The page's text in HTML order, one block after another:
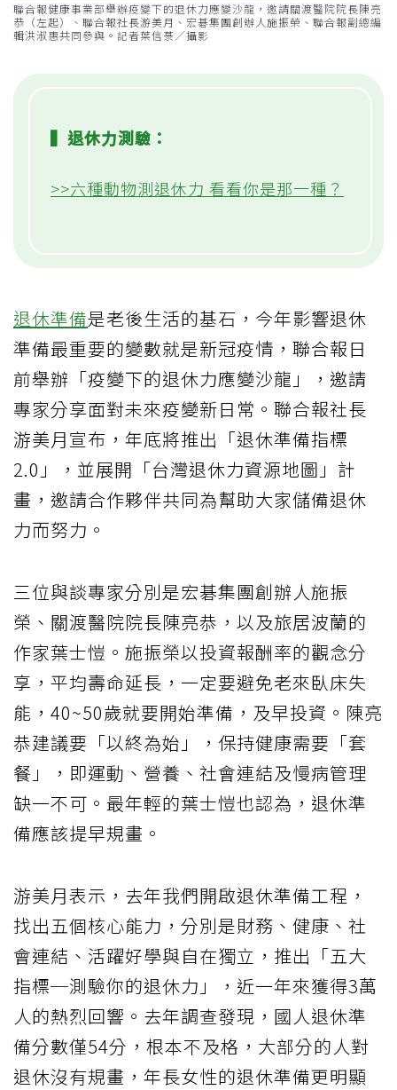
聯合報健康事業部舉辦疫變下的退休力應變沙龍，邀請關渡醫院院長陳亮
恭（左起）、聯合報社長游美月、宏碁集團創辦人施振榮、聯合報副總編
輯洪淑惠共同參與。記者葉信菉／攝影
▍退休力測驗：
>>六種動物測退休力 看看你是那一種？
退休準備是老後生活的基石，今年影響退休
準備最重要的變數就是新冠疫情，聯合報日
前舉辦「疫變下的退休力應變沙龍」，邀請
專家分享面對未來疫變新日常。聯合報社長
游美月宣布，年底將推出「退休準備指標
2.0」，並展開「台灣退休力資源地圖」計
畫，邀請合作夥伴共同為幫助大家儲備退休
力而努力。
三位與談專家分別是宏碁集團創辦人施振
榮、關渡醫院院長陳亮恭，以及旅居波蘭的
作家葉士愷。施振榮以投資報酬率的觀念分
享，平均壽命延長，一定要避免老來臥床失
能，40~50歲就要開始準備，及早投資。陳亮
恭建議要「以終為始」，保持健康需要「套
餐」，即運動、營養、社會連結及慢病管理
缺一不可。最年輕的葉士愷也認為，退休準
備應該提早規畫。
游美月表示，去年我們開啟退休準備工程，
找出五個核心能力，分別是財務、健康、社
會連結、活躍好學與自在獨立，推出「五大
指標─測驗你的退休力」，近一年來獲得3萬
人的熱烈回響。去年調查發現，國人退休準
備分數僅54分，根本不及格，大部分的人對
退休沒有規畫，年長女性的退休準備更明顯